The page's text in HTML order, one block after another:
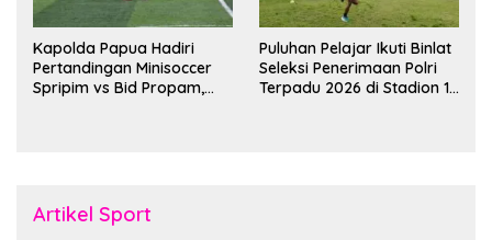
Kapolda Papua Hadiri
Pertandingan Minisoccer
Spripim vs Bid Propam,
Puluhan Pelajar Ikuti Binlat
Seleksi Penerimaan Polri
Terpadu 2026 di Stadion 16
Artikel Sport